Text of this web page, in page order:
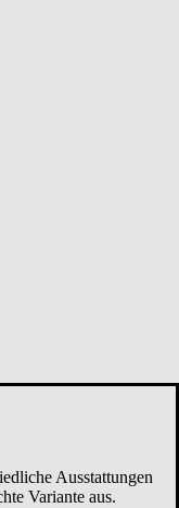
Ausstattungen
Variante aus.